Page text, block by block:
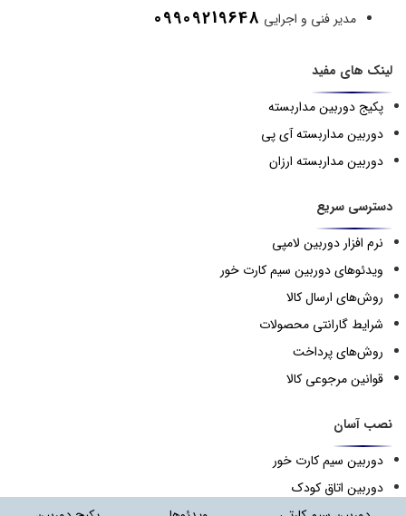
مدیر فنی و اجرایی 09909219648
لینک های مفید
پکیج دوربین مداربسته
دوربین مداربسته آی پی
دوربین مداربسته ارزان
دسترسی سریع
نرم افزار دوربین لامپی
ویدئوهای دوربین سیم کارت خور
روش‌های ارسال کالا
شرایط گارانتی محصولات
روش‌های پرداخت
قوانین مرجوعی کالا
نصب آسان
دوربین سیم کارت خور
دوربین اتاق کودک